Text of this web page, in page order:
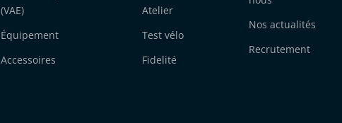
(VAE)
Équipement
Accessoires
Atelier
Test vélo
Fidelité
Nos actualités
Recrutement